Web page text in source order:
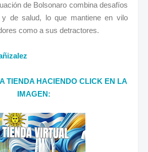
de Bolsonaro combina desafíos
y de salud, lo que mantiene en vilo
como a sus detractores.
TIENDA HACIENDO CLICK EN LA
IMAGEN: